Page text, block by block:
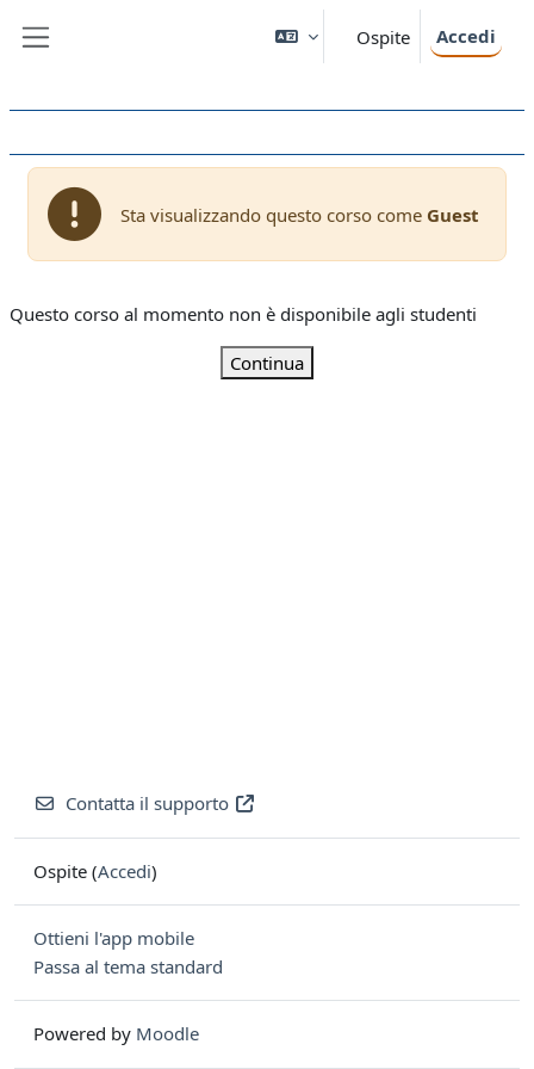
Ospite Accedi
Sta visualizzando questo corso come Guest
Questo corso al momento non è disponibile agli studenti
Continua
Contatta il supporto
Ospite (Accedi)
Ottieni l'app mobile
Passa al tema standard
Powered by Moodle